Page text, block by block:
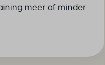
meer of minder